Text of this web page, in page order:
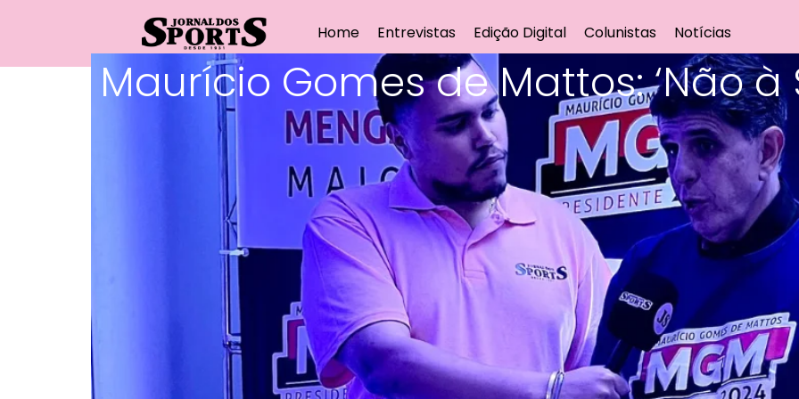
Home Entrevistas Edição Digital Colunistas Notícias
Maurício Gomes de Mattos: ‘Não à